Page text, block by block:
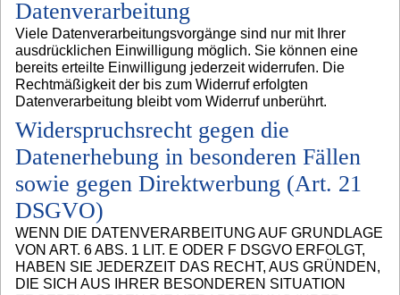
Datenverarbeitung
Viele Datenverarbeitungsvorgänge sind nur mit Ihrer
ausdrücklichen Einwilligung möglich. Sie können eine
bereits erteilte Einwilligung jederzeit widerrufen. Die
Rechtmäßigkeit der bis zum Widerruf erfolgten
Datenverarbeitung bleibt vom Widerruf unberührt.
Widerspruchsrecht gegen die
Datenerhebung in besonderen Fällen
sowie gegen Direktwerbung (Art. 21
DSGVO)
WENN DIE DATENVERARBEITUNG AUF GRUNDLAGE
VON ART. 6 ABS. 1 LIT. E ODER F DSGVO ERFOLGT,
HABEN SIE JEDERZEIT DAS RECHT, AUS GRÜNDEN,
DIE SICH AUS IHRER BESONDEREN SITUATION